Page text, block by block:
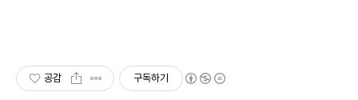
공감 구독하기